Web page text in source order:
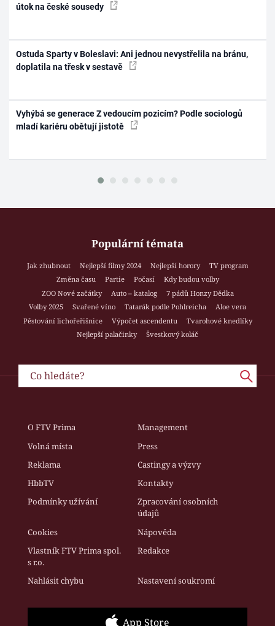
útok na české sousedy
Ostuda Sparty v Boleslavi: Ani jednou nevystřelila na bránu,
doplatila na třesk v sestavě
Vyhýbá se generace Z vedoucím pozicím? Podle sociologů
mladí kariéru obětují jistotě
Populární témata
Jak zhubnout Nejlepší filmy 2024 Nejlepší horory
TV program
Změna času
Partie Počasí
Kdy budou volby
ZOO Nové začátky
Auto – katalog
7 pádů Honzy Dědka
Volby 2025
Svařené víno Tatarák podle Pohlreicha
Aloe vera
Pěstování lichořeřišnice
Výpočet ascendentu
Tvarohové knedlíky
Nejlepší palačinky
Švestkový koláč
O FTV Prima
Management
Volná místa
Press
Reklama
Castingy a výzvy
HbbTV
Kontakty
Podmínky užívání
Zpracování osobních
údajů
Cookies
Nápověda
Vlastník FTV Prima spol.
s r.o.
Redakce
Nahlásit chybu Nastavení soukromí
App Store